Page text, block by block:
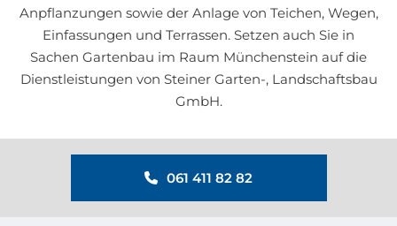
Anpflanzungen sowie der Anlage von Teichen, Wegen,
Einfassungen und Terrassen. Setzen auch Sie in
Sachen Gartenbau im Raum Münchenstein auf die
Dienstleistungen von Steiner Garten-, Landschaftsbau
GmbH.
061 411 82 82